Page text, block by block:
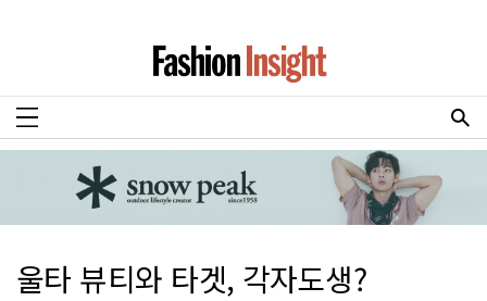
울타 뷰티와 타겟, 각자도생?